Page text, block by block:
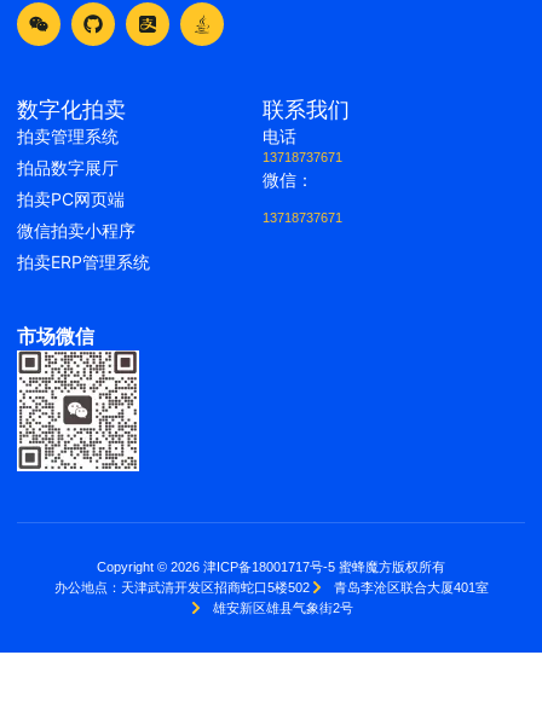
数字化拍卖
拍卖管理系统
拍品数字展厅
拍卖PC网页端
微信拍卖小程序
拍卖ERP管理系统
联系我们
电话
13718737671
微信：
13718737671
市场微信
Copyright © 2026 津ICP备18001717号-5 蜜蜂魔方版权所有
办公地点： 天津武清开发区招商蛇口5楼502
青岛李沧区联合大厦401室
雄安新区雄县气象街2号